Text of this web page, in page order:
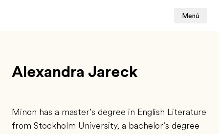
Menú
Alexandra Jareck
Minon has a master’s degree in English Literature
from Stockholm University, a bachelor’s degree